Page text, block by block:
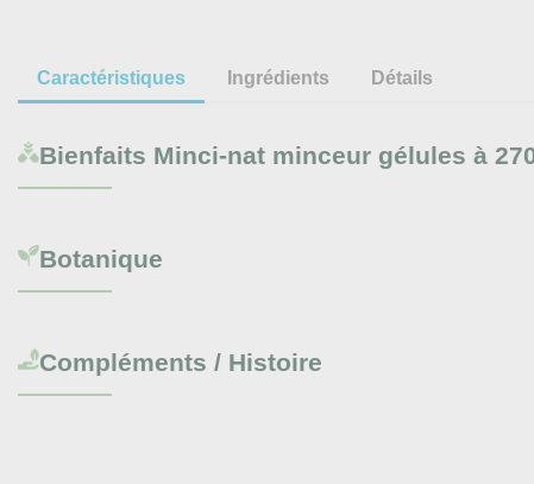
Caractéristiques Ingrédients Détails
Bienfaits Minci-nat minceur gélules à
Botanique
Compléments / Histoire